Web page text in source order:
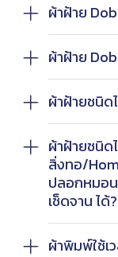
ผ้าฝ้าย
ผ้าฝ้าย
ผ้าฝ้ายชนิด
ผ้าฝ้ายชนิด
สิ่งทอ/
ปลอกหมอน
เช็ดจาน ได้?
ผ้าพิมพ์ใช้เ